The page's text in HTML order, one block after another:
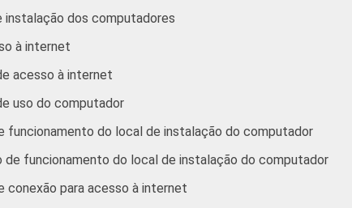
instalação dos computadores
à internet
acesso à internet
uso do computador
funcionamento do local de instalação do computador
de funcionamento do local de instalação do computador
conexão para acesso à internet